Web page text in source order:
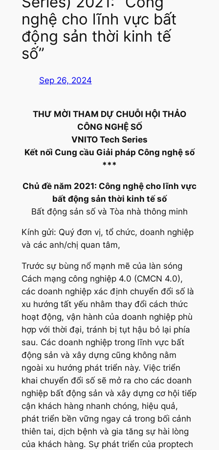
nghệ cho lĩnh vực bất
động sản thời kinh tế
số”
Sep 26, 2024
THƯ MỜI THAM DỰ CHUỖI HỘI THẢO
CÔNG NGHỆ SỐ
VNITO Tech Series
Kết nối Cung cầu Giải pháp Công nghệ số
***
Chủ đề năm 2021: Công nghệ cho lĩnh vực
bất động sản thời kinh tế số
Bất động sản số và Tòa nhà thông minh
Kính gửi: Quý đơn vị, tổ chức, doanh nghiệp
và các anh/chị quan tâm,
Trước sự bùng nổ mạnh mẽ của làn sóng
Cách mạng công nghiệp 4.0 (CMCN 4.0),
các doanh nghiệp xác định chuyển đổi số là
xu hướng tất yếu nhằm thay đổi cách thức
hoạt động, vận hành của doanh nghiệp phù
hợp với thời đại, tránh bị tụt hậu bỏ lại phía
sau. Các doanh nghiệp trong lĩnh vực bất
động sản và xây dựng cũng không nằm
ngoài xu hướng phát triển này. Việc triển
khai chuyển đổi số sẽ mở ra cho các doanh
nghiệp bất động sản và xây dựng cơ hội tiếp
cận khách hàng nhanh chóng, hiệu quả,
phát triển bền vững ngay cả trong bối cảnh
thiên tai, dịch bệnh và gia tăng sự hài lòng
của khách hàng. Sự phát triển của proptech